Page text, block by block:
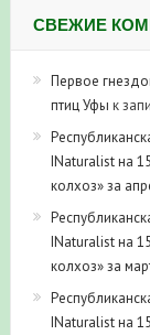
СВЕЖИЕ
Первое
птиц Уфы к
INaturalist на
колхоз» за
INaturalist на
колхоз» за
INaturalist на